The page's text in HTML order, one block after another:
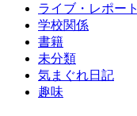
ライブ・レポート
学校関係
書籍
未分類
気まぐれ日記
趣味